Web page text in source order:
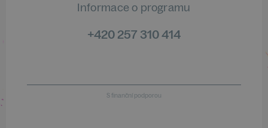
Informace o programu
+420 257 310 414
S finanční podporou